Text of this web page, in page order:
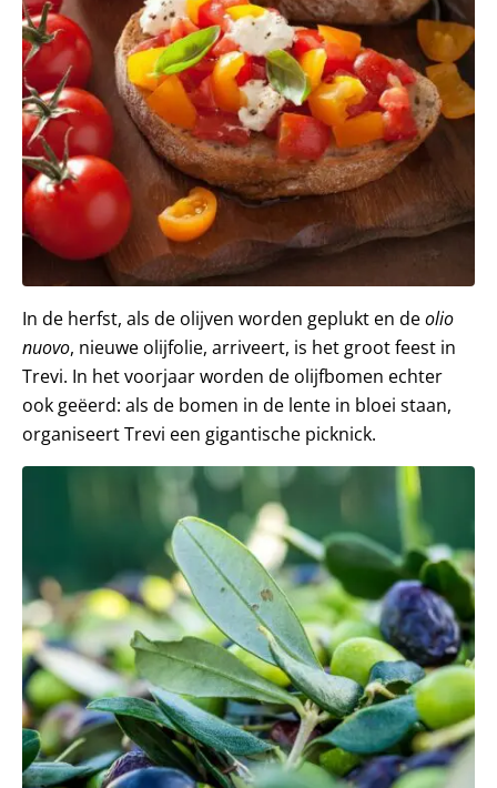
In de herfst, als de olijven worden geplukt en deolio
nuovo, nieuwe olijfolie, arriveert, is het groot feest in
Trevi. In het voorjaar worden de olijfbomen echter
ook geëerd: als de bomen in de lente in bloei staan,
organiseert Trevi een gigantische picknick.